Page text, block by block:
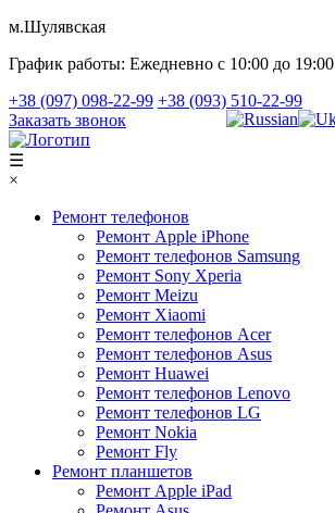
м.Шулявская
График работы: Ежедневно с 10:00 до 19:00
+38 (097) 098-22-99 +38 (093) 510-22-99
Заказать звонок
☰
×
Ремонт телефонов
Ремонт Apple iPhone
Ремонт телефонов Samsung
Ремонт Sony Xperia
Ремонт Meizu
Ремонт Xiaomi
Ремонт телефонов Acer
Ремонт телефонов Asus
Ремонт Huawei
Ремонт телефонов Lenovo
Ремонт телефонов LG
Ремонт Nokia
Ремонт Fly
Ремонт планшетов
Ремонт Apple iPad